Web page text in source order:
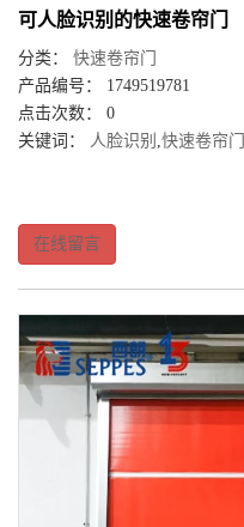
可人脸识别的快速卷帘门
分类： 快速卷帘门
产品编号： 1749519781
点击次数： 0
关键词：
人脸识别 快速卷帘门
在线留言